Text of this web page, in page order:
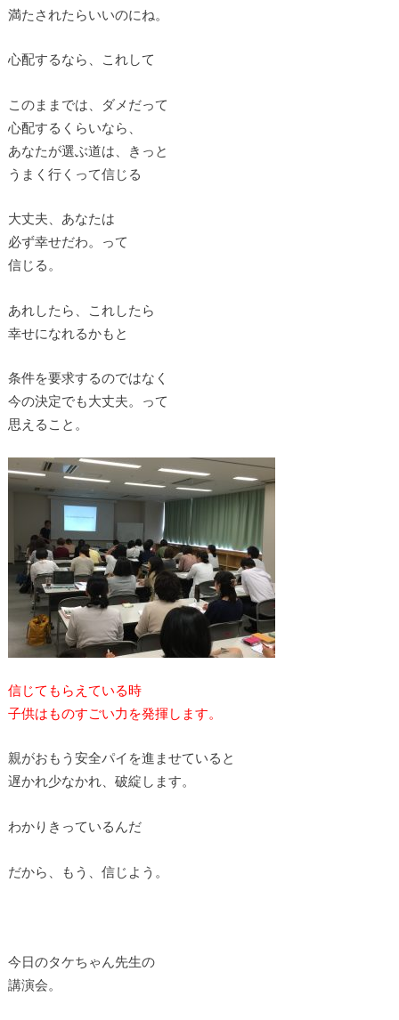
満たされたらいいのにね。
心配するなら、これして
このままでは、ダメだって
心配するくらいなら、
あなたが選ぶ道は、きっと
うまく行くって信じる
大丈夫、あなたは
必ず幸せだわ。って
信じる。
あれしたら、これしたら
幸せになれるかもと
条件を要求するのではなく
今の決定でも大丈夫。って
思えること。
信じてもらえている時
子供はものすごい力を発揮します。
親がおもう安全パイを進ませていると
遅かれ少なかれ、破綻します。
わかりきっているんだ
だから、もう、信じよう。
今日のタケちゃん先生の
講演会。